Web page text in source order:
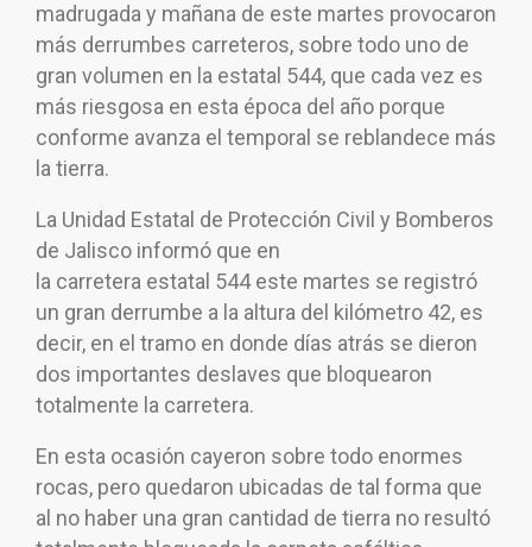
madrugada y mañana de este martes provocaron
más derrumbes carreteros, sobre todo uno de
gran volumen en la estatal 544, que cada vez es
más riesgosa en esta época del año porque
conforme avanza el temporal se reblandece más
la tierra.
La Unidad Estatal de Protección Civil y Bomberos
de Jalisco informó que en
la carretera estatal 544 este martes se registró
un gran derrumbe a la altura del kilómetro 42, es
decir, en el tramo en donde días atrás se dieron
dos importantes deslaves que bloquearon
totalmente la carretera.
En esta ocasión cayeron sobre todo enormes
rocas, pero quedaron ubicadas de tal forma que
al no haber una gran cantidad de tierra no resultó